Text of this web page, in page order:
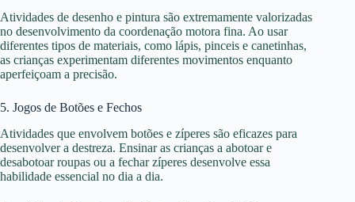
Atividades de desenho e pintura são extremamente valorizadas
no desenvolvimento da coordenação motora fina. Ao usar
diferentes tipos de materiais, como lápis, pinceis e canetinhas,
as crianças experimentam diferentes movimentos enquanto
aperfeiçoam a precisão.
5. Jogos de Botões e Fechos
Atividades que envolvem botões e zíperes são eficazes para
desenvolver a destreza. Ensinar as crianças a abotoar e
desabotoar roupas ou a fechar zíperes desenvolve essa
habilidade essencial no dia a dia.